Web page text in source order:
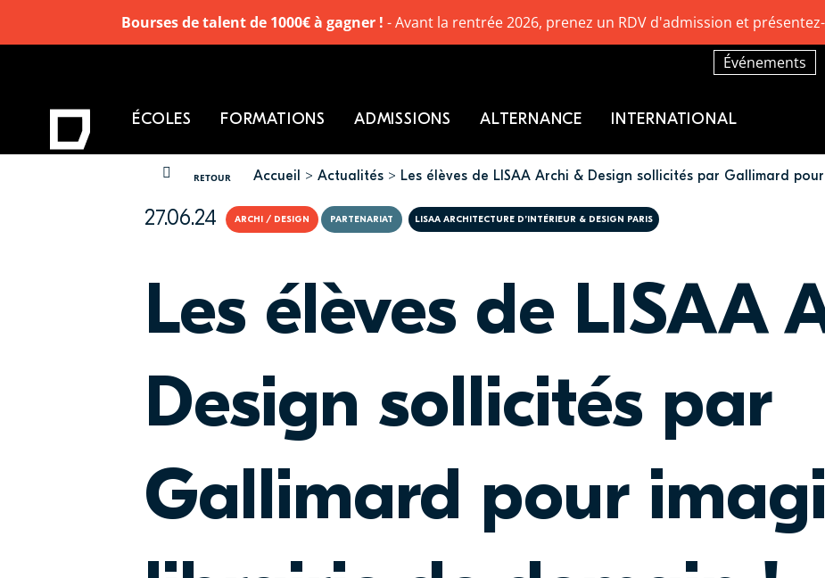
RETOUR
VOUS ÊTES ICI Accueil Actualités Les élèves de LISAA Archi & Design sollicités par Gallimard
27.06.24 ARCHI / DESIGN PARTENARIAT LISAA ARCHITECTURE D’INTÉRIEUR & DESIGN PARIS
Les élèves de LISAA
Design sollicités par
Gallimard pour
Événements
ÉCOLES FORMATIONS ADMISSIONS ALTERNANCE INTERNATIONAL
Bourses de talent de 1000€ à gagner ! - Avant la rentrée 2026, prenez un RDV d'admission et